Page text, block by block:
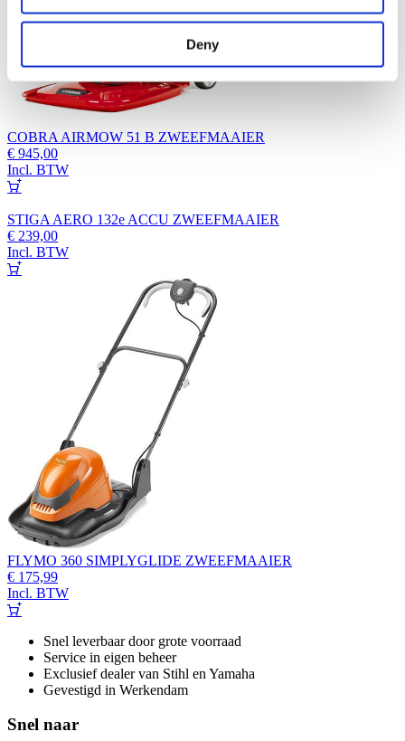
Deny
COBRA AIRMOW 51 B ZWEEFMAAIER
€ 945,00
Incl. BTW
STIGA AERO 132e ACCU ZWEEFMAAIER
€ 239,00
Incl. BTW
FLYMO 360 SIMPLYGLIDE ZWEEFMAAIER
€ 175,99
Incl. BTW
Snel leverbaar door grote voorraad
Service in eigen beheer
Exclusief dealer van Stihl en Yamaha
Gevestigd in Werkendam
Snel naar